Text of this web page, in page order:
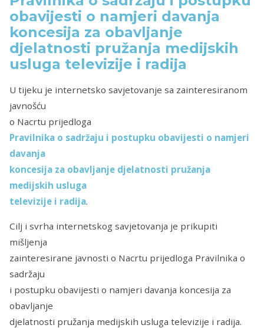
obavijesti o namjeri davanja
koncesija za obavljanje
djelatnosti pružanja medijskih
usluga televizije i radija
U tijeku je internetsko savjetovanje sa zainteresiranom
javnošću
o Nacrtu prijedloga
Pravilnika o sadržaju i postupku obavijesti o namjeri
davanja
koncesija za obavljanje djelatnosti pružanja
medijskih usluga
televizije i radija.
Cilj i svrha internetskog savjetovanja je prikupiti
mišljenja
zainteresirane javnosti o Nacrtu prijedloga Pravilnika o
sadržaju
i postupku obavijesti o namjeri davanja koncesija za
obavljanje
djelatnosti pružanja medijskih usluga televizije i radija.